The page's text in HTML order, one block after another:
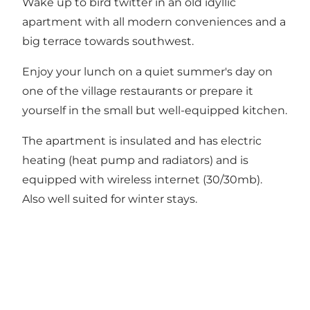
apartment with all modern conveniences and a
big terrace towards southwest.
Enjoy your lunch on a quiet summer's day on
one of the village restaurants or prepare it
yourself in the small but well-equipped kitchen.
The apartment is insulated and has electric
heating (heat pump and radiators) and is
equipped with wireless internet (30/30mb).
Also well suited for winter stays.